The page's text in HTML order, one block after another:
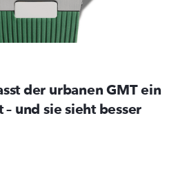
der urbanen GMT ein
und sie sieht besser